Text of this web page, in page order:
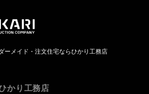
ーメイド・注文住宅ならひかり工務店
かり工務店